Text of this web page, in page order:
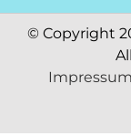
© Copyright
Impressum